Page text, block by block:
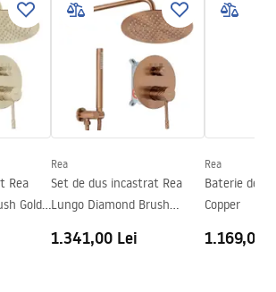
Mobilă
Alamă
1110
mm
PVD
5 ani
_5.pdf
Rea
Gold
Rea
Set de dus incastrat Rea
Lungo Diamond Brush
1.341,00 Lei
Rea
Baterie de
Copper
1.169,00